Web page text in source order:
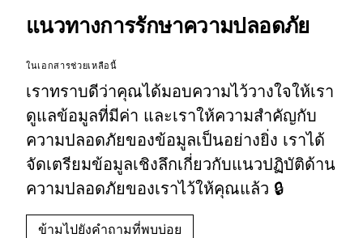
แนวทางการรักษาความปลอดภัย
ในเอกสารช่วยเหลือนี้
เราทราบดีว่าคุณได้มอบความไว้วางใจให้เรา
ดูแลข้อมูลที่มีค่า และเราให้ความสำคัญกับ
ความปลอดภัยของข้อมูลเป็นอย่างยิ่ง เราได้
จัดเตรียมข้อมูลเชิงลึกเกี่ยวกับแนวปฏิบัติด้าน
ความปลอดภัยของเราไว้ให้คุณแล้ว 🔒
ข้ามไปยังคำถามที่พบบ่อย